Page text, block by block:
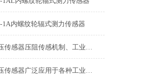
1A内螺纹轮辐式测力传感器
油压传感器压阻传感机制、工业工况适配与标准化运维管理
油压传感器广泛应用于各种工业自控环境